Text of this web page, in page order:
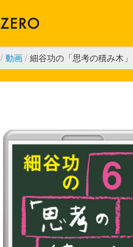
/ 動画 / 細谷功の「思考の積み木